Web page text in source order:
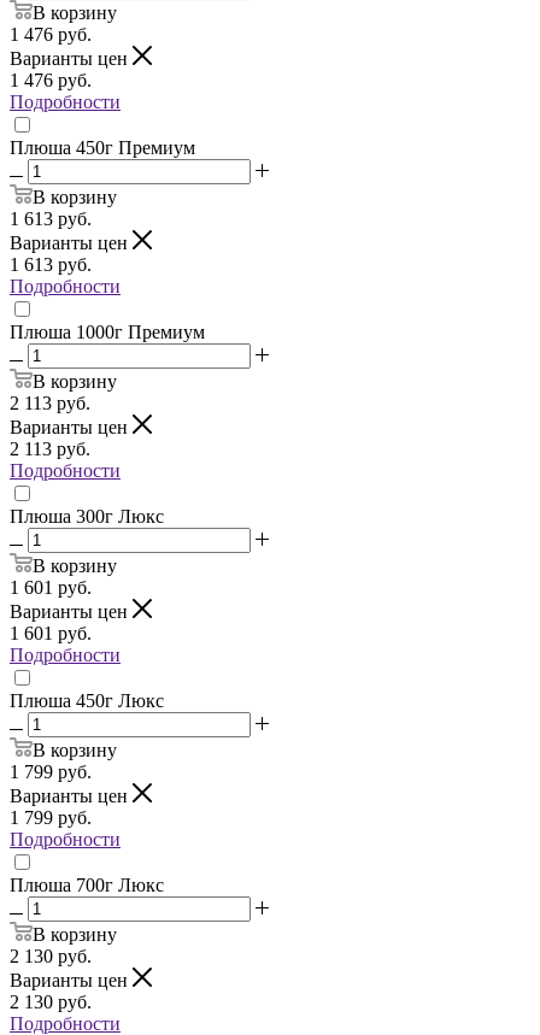
В корзину
1 476 руб.
Варианты цен
1 476 руб.
Подробности
Плюша 450г Премиум
В корзину
1 613 руб.
Варианты цен
1 613 руб.
Подробности
Плюша 1000г Премиум
В корзину
2 113 руб.
Варианты цен
2 113 руб.
Подробности
Плюша 300г Люкс
В корзину
1 601 руб.
Варианты цен
1 601 руб.
Подробности
Плюша 450г Люкс
В корзину
1 799 руб.
Варианты цен
1 799 руб.
Подробности
Плюша 700г Люкс
В корзину
2 130 руб.
Варианты цен
2 130 руб.
Подробности